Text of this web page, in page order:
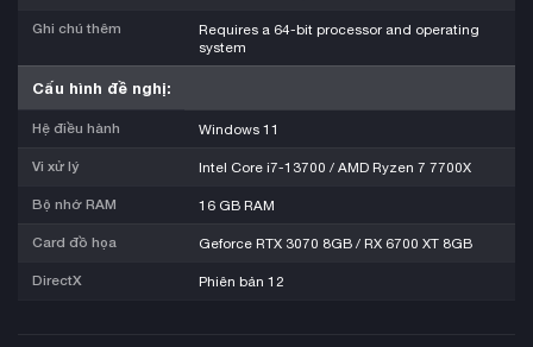
Ghi chú thêm
Requires a 64-bit processor and operating
system
Cấu hình đề nghị:
Hệ điều hành Windows 11
Vi xử lý Intel Core i7-13700 / AMD Ryzen 7 7700X
Bộ nhớ RAM 16 GB RAM
Card đồ họa Geforce RTX 3070 8GB / RX 6700 XT 8GB
DirectX Phiên bản 12